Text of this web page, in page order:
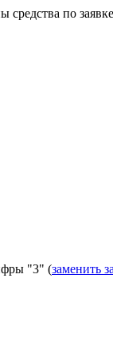
средства по заявке
"3" (заменить